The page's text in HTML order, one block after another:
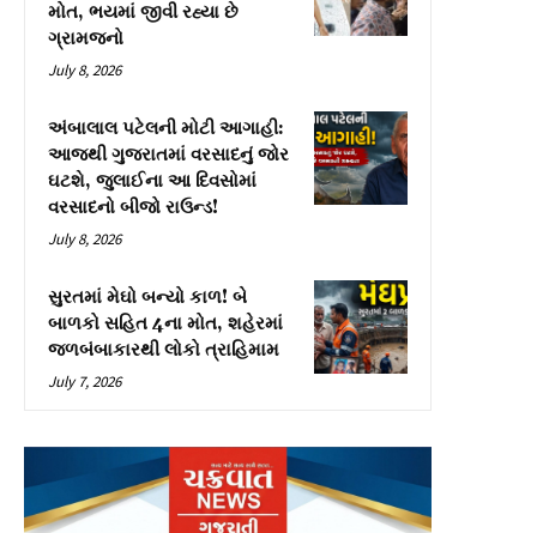
મોત, ભયમાં જીવી રહ્યા છે
ગ્રામજનો
July 8, 2026
અંબાલાલ પટેલની મોટી આગાહી:
આજથી ગુજરાતમાં વરસાદનું જોર
ઘટશે, જુલાઈના આ દિવસોમાં
વરસાદનો બીજો રાઉન્ડ!
July 8, 2026
સુરતમાં મેઘો બન્યો કાળ! બે
બાળકો સહિત 4ના મોત, શહેરમાં
જળબંબાકારથી લોકો ત્રાહિમામ
July 7, 2026